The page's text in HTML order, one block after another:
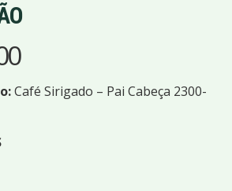
Café Sirigado – Pai Cabeça 2300-